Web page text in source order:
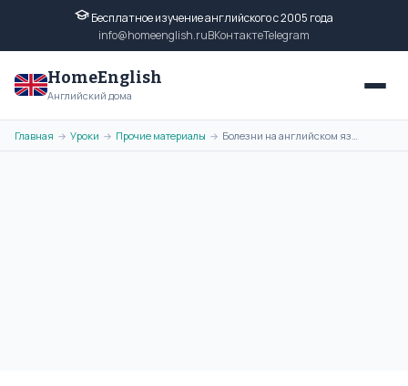
Бесплатное изучение английского с 2005 года
info@homeenglish.ruВКонтактеTelegram
HomeEnglish
Английский дома
Главная → Уроки → Прочие материалы → Болезни на английском языке с переводом. Названия болезней